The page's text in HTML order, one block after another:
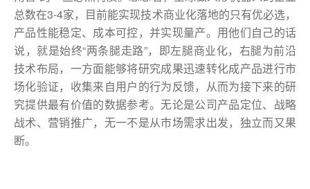
总数在3-4家，目前能实现技术商业化落地的只有优必选，
产品性能稳定、成本可控，并实现量产。用他们自己的话
说，就是始终“两条腿走路”，即左腿商业化，右腿为前沿
技术布局，一方面能够将研究成果迅速转化成产品进行市
场化验证，收集来自用户的行为反馈，从而为接下来的研
究提供最有价值的数据参考。无论是公司产品定位、战略
战术、营销推广，无一不是从市场需求出发，独立而又果
断。